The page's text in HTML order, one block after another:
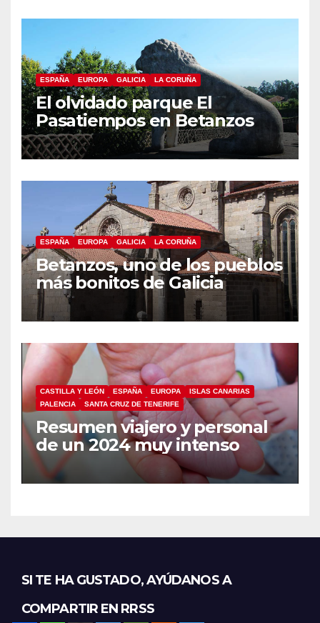
ESPAÑA EUROPA GALICIA LA CORUÑA
El olvidado parque El
Pasatiempos en Betanzos
ESPAÑA EUROPA GALICIA LA CORUÑA
Betanzos, uno de los pueblos
más bonitos de Galicia
CASTILLA Y LEÓN ESPAÑA EUROPA
ISLAS CANARIAS
PALENCIA
SANTA CRUZ DE TENERIFE
Resumen viajero y personal
de un 2024 muy intenso
SI TE HA GUSTADO, AYÚDANOS A
COMPARTIR EN RRSS